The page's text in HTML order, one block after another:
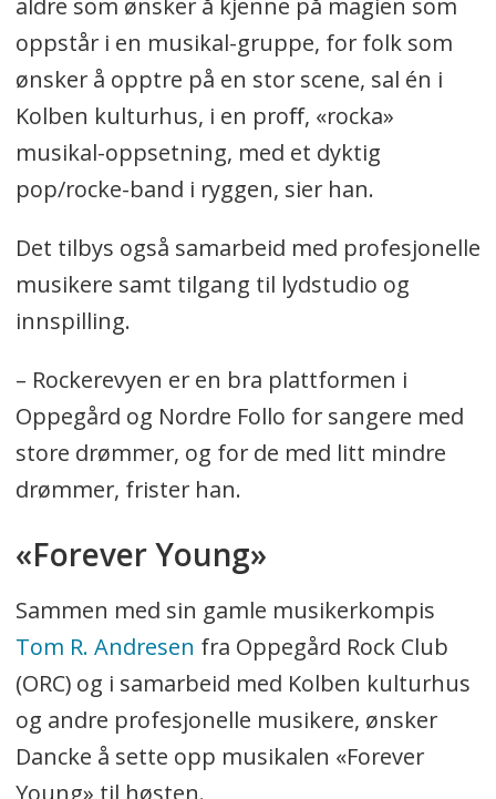
aldre som ønsker å kjenne på magien som
oppstår i en musikal-gruppe, for folk som
ønsker å opptre på en stor scene, sal én i
Kolben kulturhus, i en proﬀ, «rocka»
musikal-oppsetning, med et dyktig
pop/rocke-band i ryggen, sier han.
Det tilbys også samarbeid med profesjonelle
musikere samt tilgang til lydstudio og
innspilling.
– Rockerevyen er en bra plattformen i
Oppegård og Nordre Follo for sangere med
store drømmer, og for de med litt mindre
drømmer, frister han.
«Forever Young»
Sammen med sin gamle musikerkompis
Tom R. Andresen fra Oppegård Rock Club
(ORC) og i samarbeid med Kolben kulturhus
og andre profesjonelle musikere, ønsker
Dancke å sette opp musikalen «Forever
Young» til høsten.